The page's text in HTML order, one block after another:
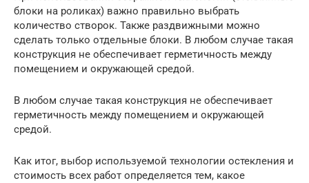
блоки на роликах) важно правильно выбрать
количество створок. Также раздвижными можно
сделать только отдельные блоки. В любом случае такая
конструкция не обеспечивает герметичность между
помещением и окружающей средой.
В любом случае такая конструкция не обеспечивает
герметичность между помещением и окружающей
средой.
Как итог, выбор используемой технологии остекления и
стоимость всех работ определяется тем, какое